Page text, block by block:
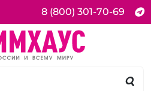
8 (800) 301-70-69